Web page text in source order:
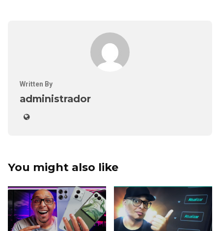
Written By
administrador
You might also like